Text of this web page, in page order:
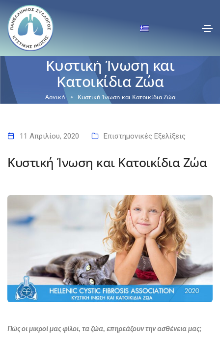
Κυστική Ίνωση και
Κατοικίδια Ζώα
Αρχική Κυστική Ίνωση και Κατοικίδια Ζώα
11 Απριλίου, 2020 Επιστημονικές Εξελίξεις
Κυστική Ίνωση και Κατοικίδια Ζώα
Πώς οι μικροί μας φίλοι, τα ζώα, επηρεάζουν την ασθένεια μας;